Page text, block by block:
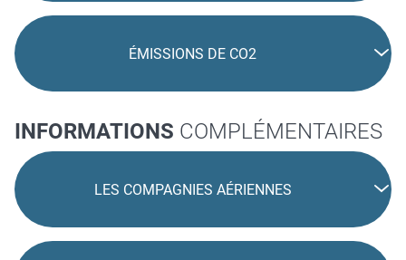
ÉMISSIONS DE CO2
INFORMATIONS COMPLÉMENTAIRES
LES COMPAGNIES AÉRIENNES